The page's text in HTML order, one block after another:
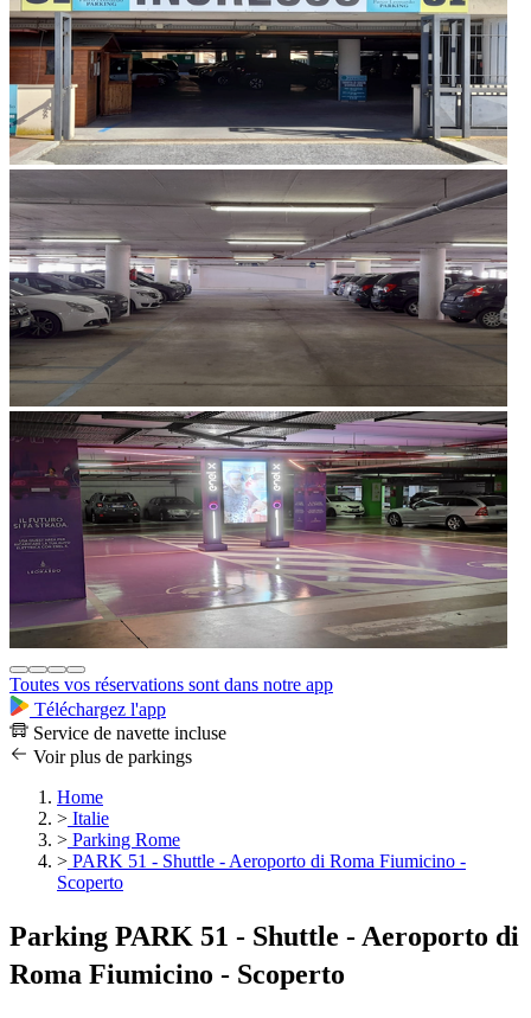
Toutes vos réservations sont dans notre app
Téléchargez l'app
Service de navette incluse
Voir plus de parkings
Home
> Italie
> Parking Rome
> PARK 51 - Shuttle - Aeroporto di Roma Fiumicino -
Scoperto
Parking PARK 51 - Shuttle - Aeroporto di
Roma Fiumicino - Scoperto